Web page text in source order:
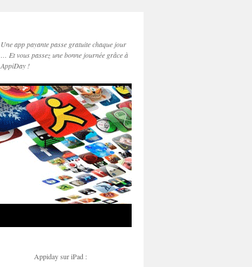
Une app payante passe gratuite chaque jour
… Et vous passez une bonne journée grâce à
AppiDay !
Appiday sur iPad :